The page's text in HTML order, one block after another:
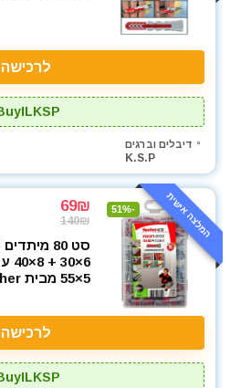
לרכישה
דיבלים וברגים
K.S.P
המלצה אישית -51%
69₪
140₪
סט 80
5×55 מבית Fischer
לרכישה